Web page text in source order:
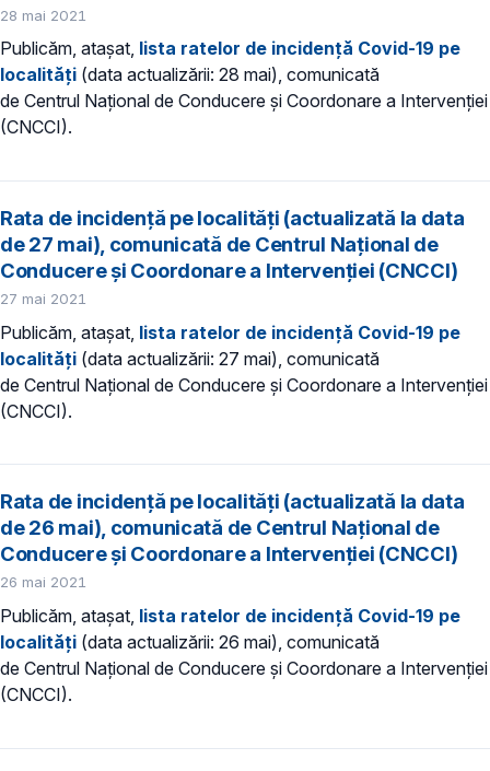
28 mai 2021
Publicăm, atașat, lista ratelor de incidență Covid-19 pe
localități (data actualizării: 28 mai), comunicată
de Centrul Național de Conducere și Coordonare a Intervenției
(CNCCI).
Rata de incidență pe localități (actualizată la data
de 27 mai), comunicată de Centrul Național de
Conducere și Coordonare a Intervenției (CNCCI)
27 mai 2021
Publicăm, atașat, lista ratelor de incidență Covid-19 pe
localități (data actualizării: 27 mai), comunicată
de Centrul Național de Conducere și Coordonare a Intervenției
(CNCCI).
Rata de incidență pe localități (actualizată la data
de 26 mai), comunicată de Centrul Național de
Conducere și Coordonare a Intervenției (CNCCI)
26 mai 2021
Publicăm, atașat, lista ratelor de incidență Covid-19 pe
localități (data actualizării: 26 mai), comunicată
de Centrul Național de Conducere și Coordonare a Intervenției
(CNCCI).